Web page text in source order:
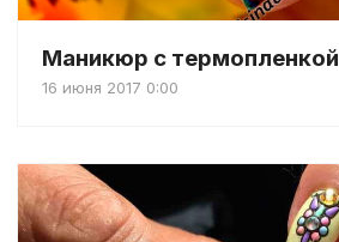
Маникюр с термопленкой
16 июня 2017 0:00